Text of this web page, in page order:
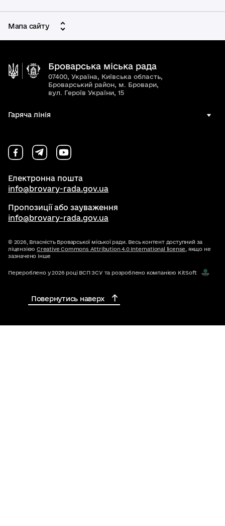
Мапа сайту
Броварська міська рада
07400, Україна, Київська область,
Броварський район, м. Бровари,
вул. Героїв України, 15
Гаряча лінія
Електронна пошта
info@brovary-rada.gov.ua
Пропозиції або зауваження
info@brovary-rada.gov.ua
© 2026, Власність Броварської міської ради. Весь контент доступний за
ліцензією Creative Commons Attribution 4.0 International license , якщо не
зазначено інше
Перероблено у 2026 році ВСП ЗСУ та розроблено компанією KitSoft
Повернутись наверх